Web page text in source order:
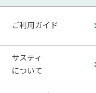
ご利用ガイド
サスティ
について